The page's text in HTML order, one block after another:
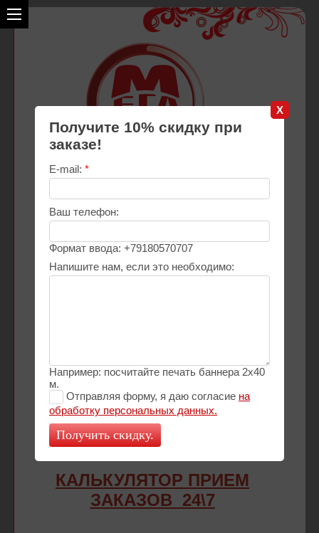
+7800-5000-2-95
с 9.00 до 18.00 пн.- пт.
+7918-057-07-07
WhatsApp
MAX
client@mega-print23.ru
vk.com/megaprint23
КАЛЬКУЛЯТОР ПРИЕМ
ЗАКАЗОВ 24\7
X
Получите 10% скидку при
заказе!
E-mail: *
Ваш телефон:
Формат ввода: +79180570707
Напишите нам, если это необходимо:
Например: посчитайте печать баннера 2х40
м.
Отправляя форму, я даю согласие на
обработку персональных данных.
Получить скидку.